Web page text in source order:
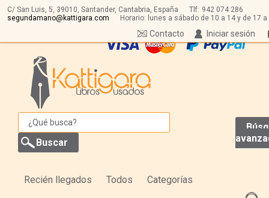
C/ San Luis, 5, 39010, Santander, Cantabria, España Tlf: 942 074 286
segundamano@kattigara.com
Horario: lunes a sábado de 10 a 14 y de 17 a
Iniciar sesión
Contacto
Recién llegados Todos Categorías